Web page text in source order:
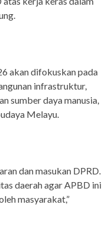
akan difokuskan pada
infrastruktur,
sumber daya manusia,
Melayu.
dan masukan DPRD.
daerah agar APBD ini
masyarakat,”